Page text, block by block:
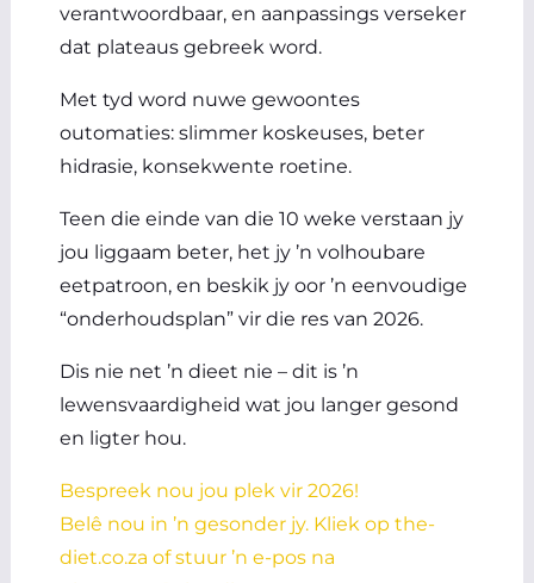
verantwoordbaar, en aanpassings verseker
dat plateaus gebreek word.
Met tyd word nuwe gewoontes
outomaties: slimmer koskeuses, beter
hidrasie, konsekwente roetine.
Teen die einde van die 10 weke verstaan jy
jou liggaam beter, het jy ’n volhoubare
eetpatroon, en beskik jy oor ’n eenvoudige
“onderhoudsplan” vir die res van 2026.
Dis nie net ’n dieet nie – dit is ’n
lewensvaardigheid wat jou langer gesond
en ligter hou.
Bespreek nou jou plek vir 2026!
Belê nou in ’n gesonder jy. Kliek op the-
diet.co.za of stuur ’n e-pos na